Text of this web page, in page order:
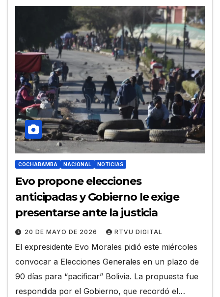
COCHABAMBA NACIONAL NOTICIAS
Evo propone elecciones
anticipadas y Gobierno le exige
presentarse ante la justicia
20 DE MAYO DE 2026 RTVU DIGITAL
El expresidente Evo Morales pidió este miércoles
convocar a Elecciones Generales en un plazo de
90 días para “pacificar” Bolivia. La propuesta fue
respondida por el Gobierno, que recordó el…